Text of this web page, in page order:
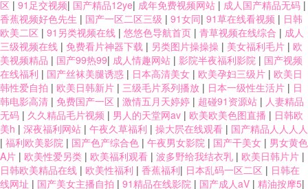
区 | 91足交视频| 国产精品12ye| 成年免费视频网站 | 成人国产精品无码 |
香蕉视频好色先生 | 国产一区二区三级 | 91女同| 91草在线看视频 | 日韩
欧美二区 | 91另类视频在线 | 悠悠色导航首页 | 青草视频在线综合 | 成人
三级视频在线 | 免费看片神器下载 | 另类图片操操操 | 美女福利毛片 | 欧
美视频精品 | 国产99热99| 成人情趣网站 | 影院半夜福利影院 | 国产视频
在线福利 | 国产丝袜美腿诱惑 | 日本高清美女 | 欧美孕妇三级片 | 欧美日
韩性爱自拍 | 欧美日韩新片 | 三级毛片系列播放 | 日本一级性生活片 | 日
韩电影高清 | 免费国产一区 | 激情五月天婷婷 | 超碰91资源站 | 人妻精品
无码 | 久久精品毛片视频 | 男人的天堂网av | 欧美欧美色图直播 | 日韩欧
美h | 深夜福利网站 | 午夜久草福利 | 操大屄在线观看 | 国产精品人人人人
| 福利欧美影院 | 国产色产综合色 | 午夜男女影院 | 国产干美女 | 男女黄色
A片 | 欧美性爱另类 | 欧美福利观看 | 波多野给我结衣乳 | 欧美日韩片片 |
日韩欧美精品在线 | 欧美性福利 | 香蕉福利| 日本乱码一区二区 | 日韩在
线网址 | 国产美女主播自拍 | 91精品在线影院 | 国产成人aV | 精油按摩5|